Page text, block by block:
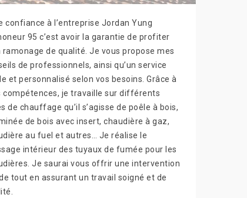
confiance à l’entreprise Jordan Yung
95 c’est avoir la garantie de profiter
ramonage de qualité. Je vous propose mes
de professionnels, ainsi qu’un service
et personnalisé selon vos besoins. Grâce à
compétences, je travaille sur différents
de chauffage qu’il s’agisse de poêle à bois,
de bois avec insert, chaudière à gaz,
au fuel et autres… Je réalise le
intérieur des tuyaux de fumée pour les
Je saurai vous offrir une intervention
tout en assurant un travail soigné et de